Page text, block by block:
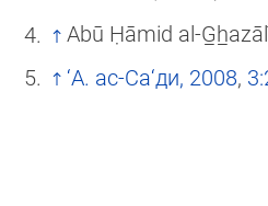
Abū Ḥāmid al-
‘А. ас-Са‘ди, 2008,